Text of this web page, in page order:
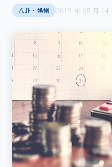
八卦‧娛樂 2019 年 05 月 14